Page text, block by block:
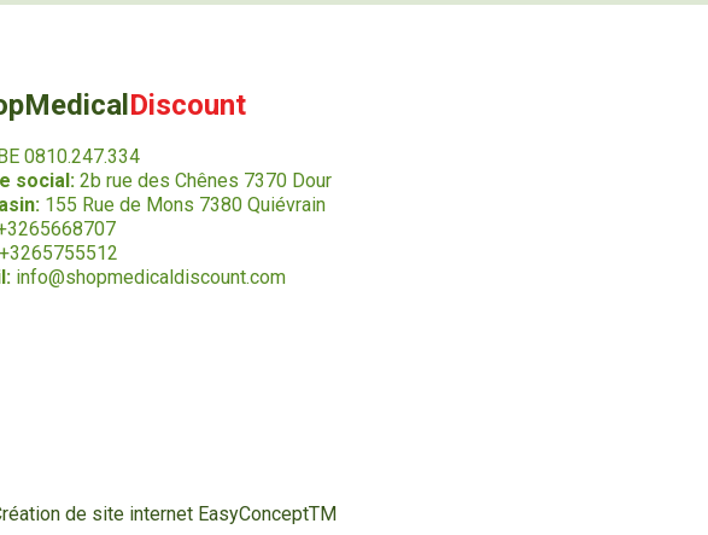
Discount
0810.247.334
social:2b rue des Chênes 7370 Dour
155 Rue de Mons 7380 Quiévrain
+3265755512
info@shopmedicaldiscount.com
de site internet EasyConceptTM